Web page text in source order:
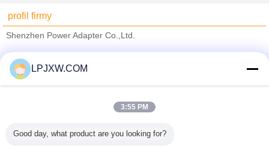
profil firmy
Shenzhen Power Adapter Co.,Ltd.
Trust Seal
Verified Suplier
Wszystkie produkty
LPJXW.COM
3:55 PM
Good day, what product are you looking for?